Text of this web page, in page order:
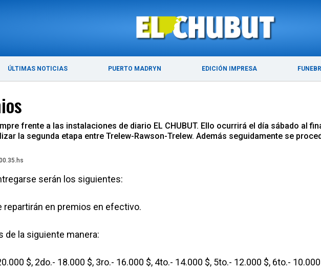
ÚLTIMAS NOTICIAS PUERTO MADRYN EDICIÓN IMPRESA
ÚLTIMAS NOTICIAS PUERTO MADRYN
frente a las instalaciones de diario EL CHUBUT. Ello ocurrirá el día sábado al
la segunda etapa entre Trelew-Rawson-Trelew. Además seguidamente se
serán los siguientes:
repartirán en premios en efectivo.
de la siguiente manera:
$, 2do.- 18.000 $, 3ro.- 16.000 $, 4to.- 14.000 $, 5to.- 12.000 $, 6to.-